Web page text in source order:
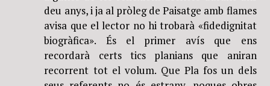
deu anys, i ja al pròleg de Paisatge amb flames
avisa que el lector no hi trobarà «fidedignitat
biogràfica». És el primer avís que ens
recordarà certs tics planians que aniran
recorrent tot el volum. Que Pla fos un dels